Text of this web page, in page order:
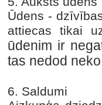
Ūdens -
attiecas tikai
ūdenim ir
tas nedod
6. Saldumi